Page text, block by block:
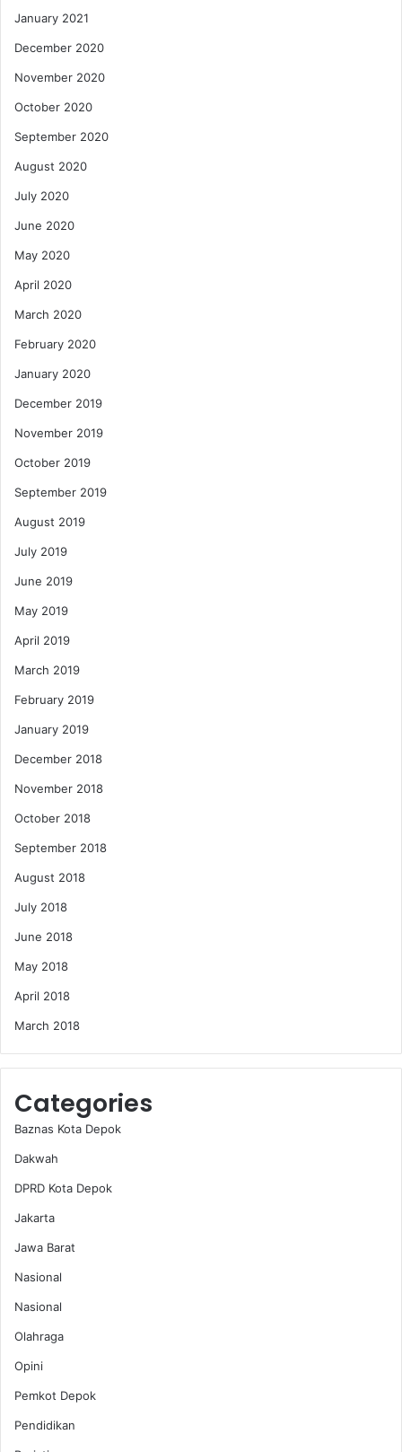
January 2021
December 2020
November 2020
October 2020
September 2020
August 2020
July 2020
June 2020
May 2020
April 2020
March 2020
February 2020
January 2020
December 2019
November 2019
October 2019
September 2019
August 2019
July 2019
June 2019
May 2019
April 2019
March 2019
February 2019
January 2019
December 2018
November 2018
October 2018
September 2018
August 2018
July 2018
June 2018
May 2018
April 2018
March 2018
Categories
Baznas Kota Depok
Dakwah
DPRD Kota Depok
Jakarta
Jawa Barat
Nasional
Nasional
Olahraga
Opini
Pemkot Depok
Pendidikan